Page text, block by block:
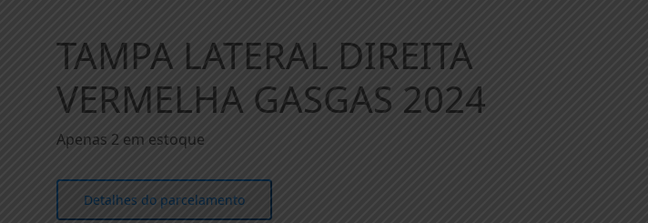
TAMPA LATERAL DIREITA
VERMELHA GASGAS 2024
Apenas 2 em estoque
Detalhes do parcelamento